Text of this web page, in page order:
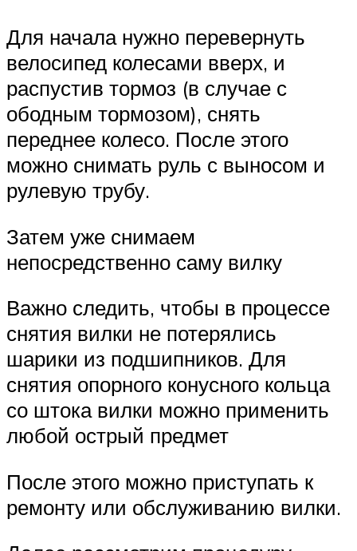
Для начала нужно перевернуть
велосипед колесами вверх, и
распустив тормоз (в случае с
ободным тормозом), снять
переднее колесо. После этого
можно снимать руль с выносом и
рулевую трубу.
Затем уже снимаем
непосредственно саму вилку
Важно следить, чтобы в процессе
снятия вилки не потерялись
шарики из подшипников. Для
снятия опорного конусного кольца
со штока вилки можно применить
любой острый предмет
После этого можно приступать к
ремонту или обслуживанию вилки.